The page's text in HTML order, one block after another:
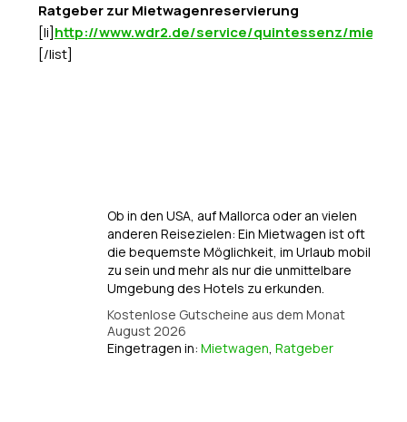
Ratgeber zur Mietwagenreservierung
[li]http://www.wdr2.de/service/quintessenz/
[/list]
Ob in den USA, auf Mallorca oder an vielen
anderen Reisezielen: Ein Mietwagen ist oft
die bequemste Möglichkeit, im Urlaub mobil
zu sein und mehr als nur die unmittelbare
Umgebung des Hotels zu erkunden.
Kostenlose Gutscheine aus dem Monat
August 2026
Eingetragen in: Mietwagen, Ratgeber